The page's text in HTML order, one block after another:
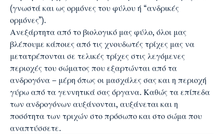
(γνωστά και ως ορμόνες του φύλου ή “ανδρικές
ορμόνες”).
Ανεξάρτητα από το βιολογικό μας φύλο, όλοι μας
βλέπουμε κάποιες από τις χνουδωτές τρίχες μας να
μετατρέπονται σε τελικές τρίχες στις λεγόμενες
περιοχές του σώματος που εξαρτώνται από τα
ανδρογόνα – μέρη όπως οι μασχάλες σας και η περιοχή
γύρω από τα γεννητικά σας όργανα. Καθώς τα επίπεδα
των ανδρογόνων αυξάνονται, αυξάνεται και η
ποσότητα των τριχών στο πρόσωπο και στο σώμα που
αναπτύσσετε.